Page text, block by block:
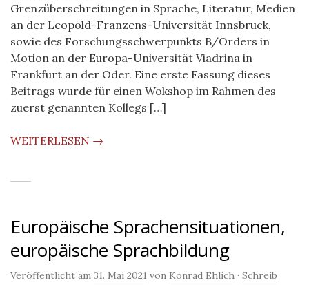
Grenzüberschreitungen in Sprache, Literatur, Medien
an der Leopold-Franzens-Universität Innsbruck,
sowie des Forschungsschwerpunkts B/Orders in
Motion an der Europa-Universität Viadrina in
Frankfurt an der Oder. Eine erste Fassung dieses
Beitrags wurde für einen Wokshop im Rahmen des
zuerst genannten Kollegs […]
WEITERLESEN →
Europäische Sprachensituationen,
europäische Sprachbildung
Veröffentlicht am 31. Mai 2021 von Konrad Ehlich · Schreib